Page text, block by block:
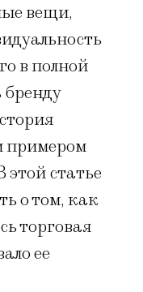
вещи,
в полной
бренду
примером
этой статье
о том, как
торговая
ее